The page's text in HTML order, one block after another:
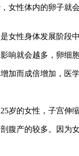
女性体内的卵子
女性身体发展阶段
响就会越多，卵细
而成倍增加，医
岁的女性，子宫伸
腹产的较多。因为